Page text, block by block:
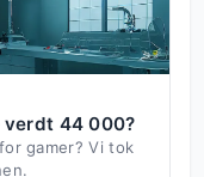
44 000?
gamer? Vi tok